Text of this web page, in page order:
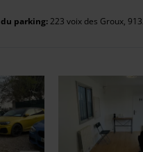
parking:223 voix des Groux,